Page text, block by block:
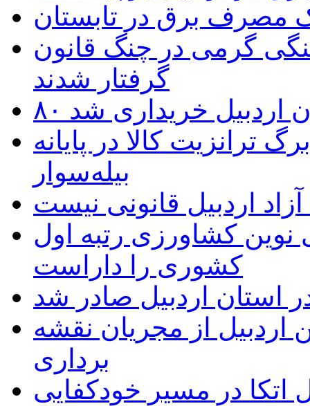
مصرف برق در تابستان
گرمی در چنگ قانون
گرفتار شدند
اردبیل خریداری شد
کالا در پایانه
بیله‌سوار
اردبیل قانونی نیست
نوین کشاورزی رتبه اول
کشوری را داراست
استان اردبیل صادر شد
از مجریان نقشه
برداری
در مسیر خودکفایی